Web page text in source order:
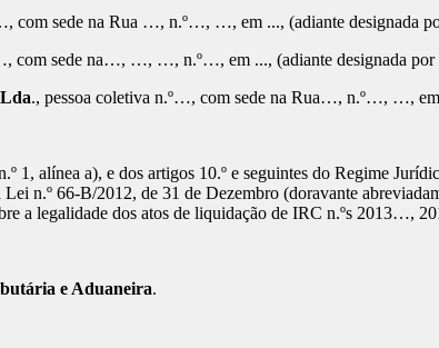
com sede na Rua …, n.º…, …, em ..., (adiante designada
com sede na…, …, …, n.º…, em ..., (adiante designada
., pessoa coletiva n.º…, com sede na Rua…, n.º…, …,
1, alínea a), e dos artigos 10.º e seguintes do Regime
n.º 66-B/2012, de 31 de Dezembro (doravante
a legalidade dos atos de liquidação de IRC n.ºs 2013…,
e Aduaneira.